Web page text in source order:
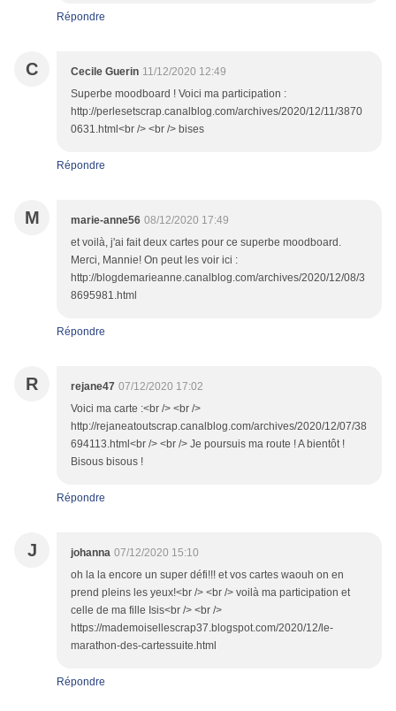
Répondre
C Cecile Guerin 11/12/2020 12:49
Superbe moodboard ! Voici ma participation :
http://perlesetscrap.canalblog.com/archives/2020/12/11/3870
0631.html<br /> <br /> bises
Répondre
M marie-anne56 08/12/2020 17:49
et voilà, j'ai fait deux cartes pour ce superbe moodboard.
Merci, Mannie! On peut les voir ici :
http://blogdemarieanne.canalblog.com/archives/2020/12/08/3
8695981.html
Répondre
R rejane47 07/12/2020 17:02
Voici ma carte :<br /> <br />
http://rejaneatoutscrap.canalblog.com/archives/2020/12/07/38
694113.html<br /> <br /> Je poursuis ma route ! A bientôt !
Bisous bisous !
Répondre
J johanna 07/12/2020 15:10
oh la la encore un super défi!!! et vos cartes waouh on en
prend pleins les yeux!<br /> <br /> voilà ma participation et
celle de ma fille Isis<br /> <br />
https://mademoisellescrap37.blogspot.com/2020/12/le-
marathon-des-cartessuite.html
Répondre